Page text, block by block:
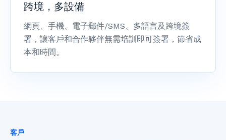
跨境，多設備
網頁、手機、電子郵件/SMS、多語言及跨境簽
署，讓客戶和合作夥伴無需培訓即可簽署，節省成
本和時間。
客戶